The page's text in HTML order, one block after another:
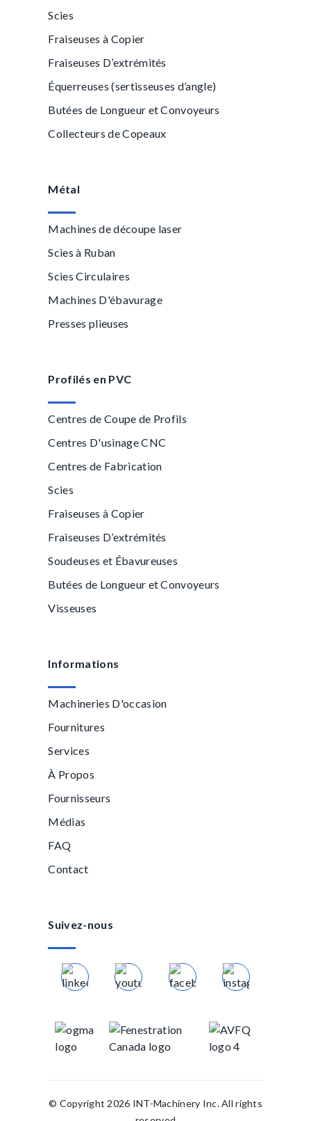
Scies
Fraiseuses à Copier
Fraiseuses D’extrémités
Équerreuses (sertisseuses d’angle)
Butées de Longueur et Convoyeurs
Collecteurs de Copeaux
Métal
Machines de découpe laser
Scies à Ruban
Scies Circulaires
Machines D'ébavurage
Presses plieuses
Profilés en PVC
Centres de Coupe de Profils
Centres D'usinage CNC
Centres de Fabrication
Scies
Fraiseuses à Copier
Fraiseuses D’extrémités
Soudeuses et Ébavureuses
Butées de Longueur et Convoyeurs
Visseuses
Informations
Machineries D'occasion
Fournitures
Services
À Propos
Fournisseurs
Médias
FAQ
Contact
Suivez-nous
© Copyright 2026 INT-Machinery Inc. All rights